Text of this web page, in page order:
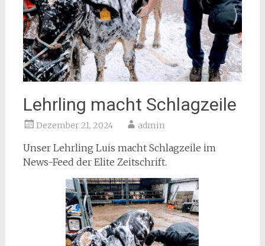
Lehrling macht Schlagzeile
Dezember 21, 2024 admin
Unser Lehrling Luis macht Schlagzeile im
News-Feed der Elite Zeitschrift.